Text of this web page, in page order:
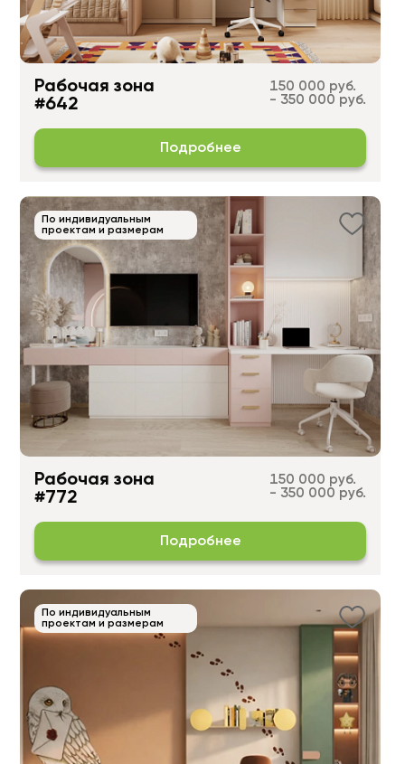
Рабочая зона
#642
150 000 руб.
- 350 000 руб.
Подробнее
По индивидуальным
проектам и размерам
Рабочая зона
#772
150 000 руб.
- 350 000 руб.
Подробнее
По индивидуальным
проектам и размерам